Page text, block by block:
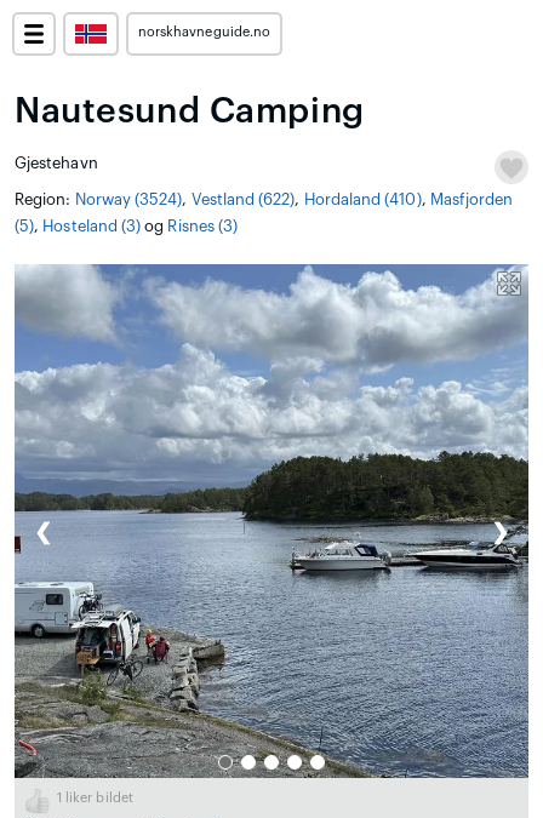
norskhavneguide.no
Nautesund Camping
Gjestehavn
Region: Norway (3524), Vestland (622), Hordaland (410), Masfjorden
(5), Hosteland (3) og Risnes (3)
❮ ❯
1 liker bildet